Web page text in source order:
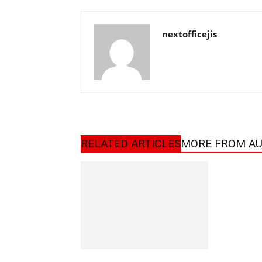
nextofficejis
RELATED ARTICLESMORE FROM